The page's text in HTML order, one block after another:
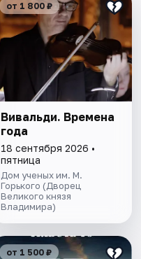
от 1 800 ₽
Вивальди. Времена
года
18 сентября 2026 •
пятница
Дом ученых им. М.
Горького (Дворец
Великого князя
Владимира)
от 1 500 ₽